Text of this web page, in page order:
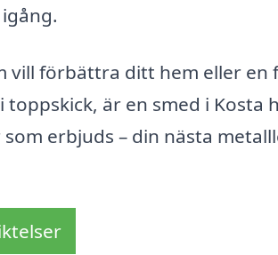
vill förbättra ditt hem eller en
är en smed i Kosta
erbjuds – din nästa